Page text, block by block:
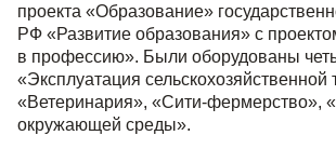
проекта «Образование»
РФ «Развитие образования» с
в профессию». Были оборудованы
«Эксплуатация сельскохозяйственной
«Ветеринария», «Сити-фермерство»,
окружающей среды».